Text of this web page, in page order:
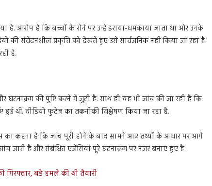
आरोप है कि बच्चों के रोने पर उन्हें डराया-धमकाया जाता था और उनके
की संवेदनशील प्रकृति को देखते हुए उसे सार्वजनिक नहीं किया जा रहा है.
है.
घटनाक्रम की पुष्टि करने में जुटी है. साथ ही यह भी जांच की जा रही है कि
थीं. वीडियो फुटेज का तकनीकी विश्लेषण किया जा रहा है.
का कहना है कि जांच पूरी होने के बाद सामने आए तथ्यों के आधार पर आगे
जारी है और संबंधित एजेंसियां पूरे घटनाक्रम पर नजर बनाए हुए हैं.
गिरफ्तार, बड़े हमले की थी तैयारी